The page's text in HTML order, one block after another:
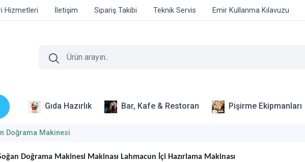
Hizmetleri İletişim Sipariş Takibi Teknik Servis Emir Kullanma Kılavuzu
Gıda Hazırlık Bar, Kafe & Restoran Pişirme Ekipmanları
Doğrama Makinesi
Doğrama Makinesi Makinası Lahmacun İçi Hazırlama Makinası